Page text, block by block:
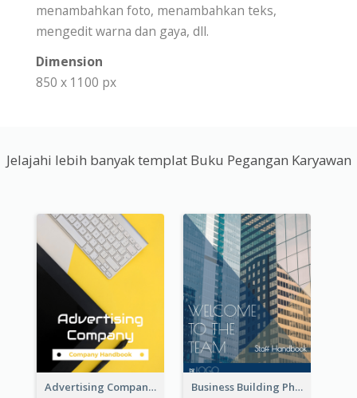
menambahkan foto, menambahkan teks,
mengedit warna dan gaya, dll.
Dimension
850 x 1100 px
Jelajahi lebih banyak templat Buku Pegangan Karyawan
Advertising Company Employee Handbook Business Building Photo Employee Handbook